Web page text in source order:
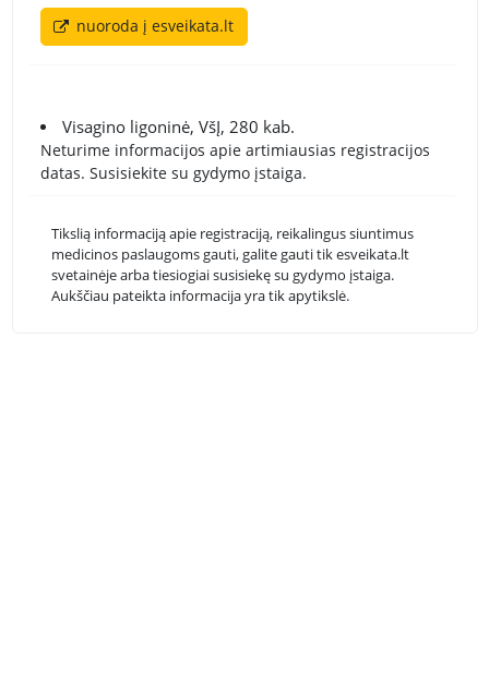
nuoroda į esveikata.lt
Visagino ligoninė, VšĮ, 280 kab.
Neturime informacijos apie artimiausias registracijos
datas. Susisiekite su gydymo įstaiga.
Tikslią informaciją apie registraciją, reikalingus siuntimus
medicinos paslaugoms gauti, galite gauti tik esveikata.lt
svetainėje arba tiesiogiai susisiekę su gydymo įstaiga.
Aukščiau pateikta informacija yra tik apytikslė.